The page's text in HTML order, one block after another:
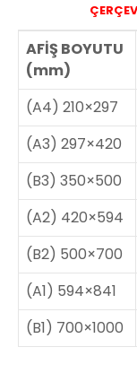
AFİŞ BOYUTU
(mm)
(A4) 210×297
(A3) 297×420
(B3) 350×500
(A2) 420×594
(B2) 500×700
(A1) 594×841
(B1) 700×1000